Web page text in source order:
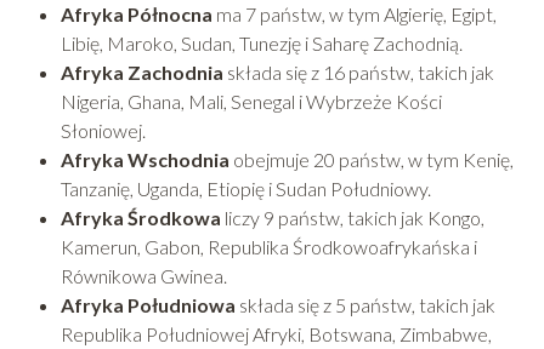
Afryka Północna ma 7 państw, w tym Algierię, Egipt,
Libię, Maroko, Sudan, Tunezję i Saharę Zachodnią.
Afryka Zachodnia składa się z 16 państw, takich jak
Nigeria, Ghana, Mali, Senegal i Wybrzeże Kości
Słoniowej.
Afryka Wschodnia obejmuje 20 państw, w tym Kenię,
Tanzanię, Uganda, Etiopię i Sudan Południowy.
Afryka Środkowa liczy 9 państw, takich jak Kongo,
Kamerun, Gabon, Republika Środkowoafrykańska i
Równikowa Gwinea.
Afryka Południowa składa się z 5 państw, takich jak
Republika Południowej Afryki, Botswana, Zimbabwe,